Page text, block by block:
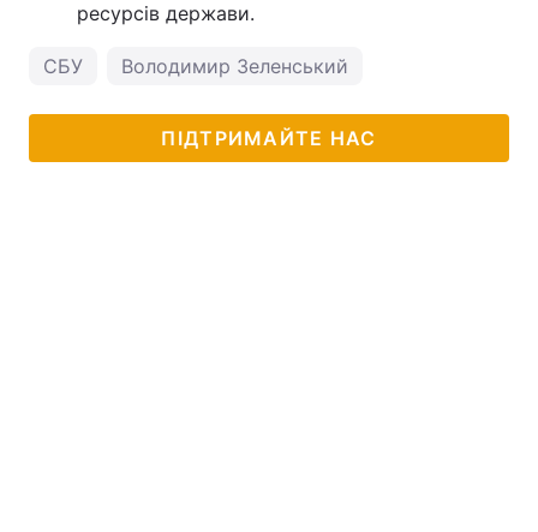
ресурсів держави.
СБУ Володимир Зеленський
ПІДТРИМАЙТЕ НАС